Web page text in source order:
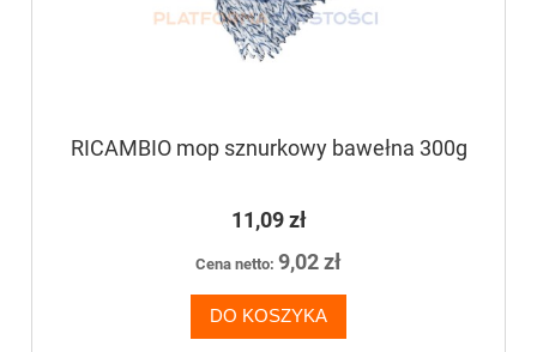
RICAMBIO mop sznurkowy bawełna 300g
11,09 zł
Cena netto: 9,02 zł
DO KOSZYKA